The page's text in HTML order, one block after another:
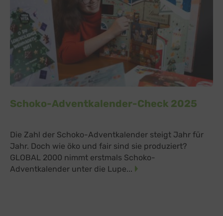
Schoko-Adventkalender-Check 2025
Die Zahl der Schoko-Adventkalender steigt Jahr für
Jahr. Doch wie öko und fair sind sie produziert?
GLOBAL 2000 nimmt erstmals Schoko-
Adventkalender unter die Lupe...